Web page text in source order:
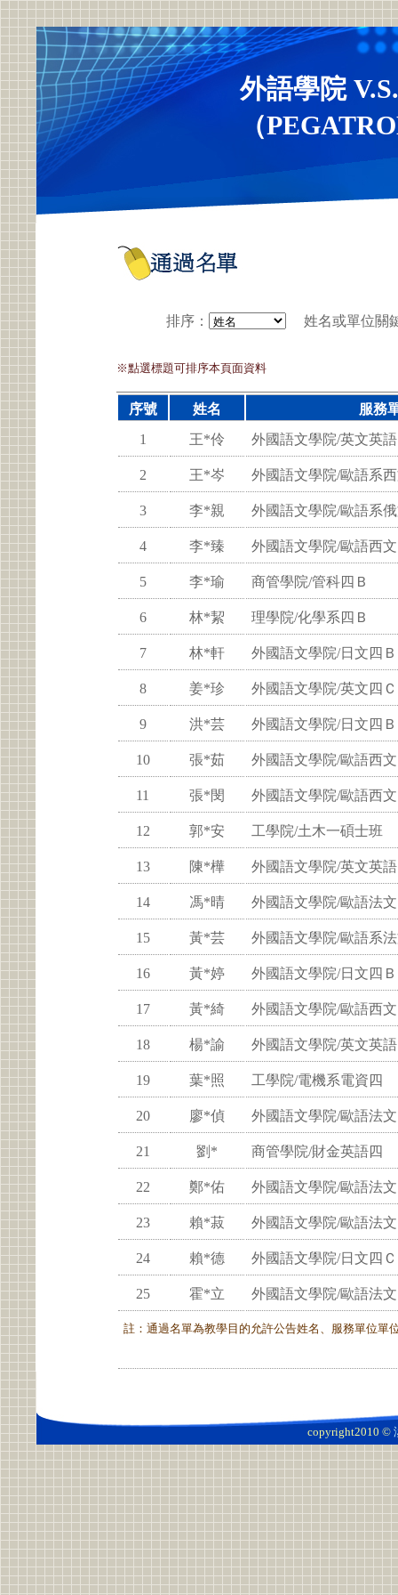
外語學院
（
排序： 姓名或單位關
※點選標題可排序本頁面資料
序號 姓名
服務
1
王*伶 外國語文學院/英文英
2 王*岑 外國語文學院/歐語系
3 李*親 外國語文學院/歐語系
4 李*臻 外國語文學院/歐語西
5 李*瑜 商管學院/管科四Ｂ
6 林*絜 理學院/化學系四Ｂ
7 林*軒 外國語文學院/日文四Ｂ
8 姜*珍 外國語文學院/英文四Ｃ
9 洪*芸 外國語文學院/日文四Ｂ
10 張*茹 外國語文學院/歐語西
11 張*閔 外國語文學院/歐語西
12 郭*安 工學院/土木一碩士班
13 陳*樺 外國語文學院/英文英
14 馮*晴 外國語文學院/歐語法
15 黃*芸 外國語文學院/歐語系
16 黃*婷 外國語文學院/日文四Ｂ
17 黃*綺 外國語文學院/歐語西
18 楊*諭 外國語文學院/英文英
19 葉*照 工學院/電機系電資四
20 廖*偵 外國語文學院/歐語法
21 劉* 商管學院/財金英語四
22 鄭*佑 外國語文學院/歐語法
23 賴*菽 外國語文學院/歐語法
24 賴*德 外國語文學院/日文四Ｃ
25 霍*立 外國語文學院/歐語法
註：通過名單為教學目的允許公告姓名、服務單位單
copyright2010 ©